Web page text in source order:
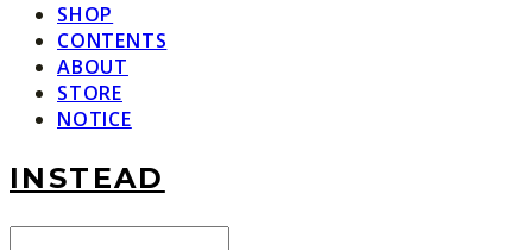
SHOP
CONTENTS
ABOUT
STORE
NOTICE
INSTEAD